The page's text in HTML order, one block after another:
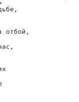
отбой,